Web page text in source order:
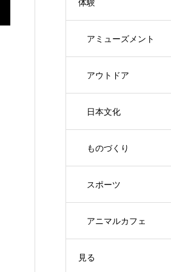
体験
アミューズメント
アウトドア
日本文化
ものづくり
スポーツ
アニマルカフェ
見る